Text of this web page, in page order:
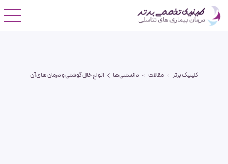
کلینیک برتر مقالات دانستنی‌ها انواع خال گوشتی و درمان های آن